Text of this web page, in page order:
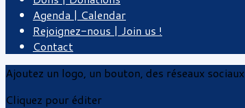
Agenda | Calendar
Rejoignez-nous | Join us !
Contact
Ajoutez un logo, un bouton, des réseaux sociaux
Cliquez pour éditer